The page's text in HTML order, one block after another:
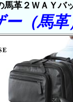
馬革２ＷＡＹバ
（馬